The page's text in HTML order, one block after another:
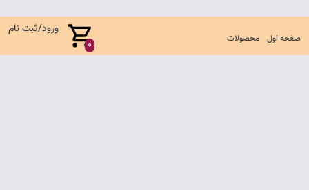
صفحه اول محصولات 0
ورود/ثبت نام